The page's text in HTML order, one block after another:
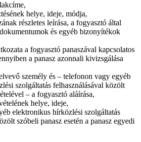
helye, ideje, módja,
részletes leírása, a fogyasztó által
és egyéb bizonyítékok
a fogyasztó panaszával kapcsolatos
a panasz azonnali kivizsgálása
személy és – telefonon vagy egyéb
szolgáltatás felhasználásával közölt
– a fogyasztó aláírása,
helye, ideje,
elektronikus hírközlési szolgáltatás
szóbeli panasz esetén a panasz egyedi